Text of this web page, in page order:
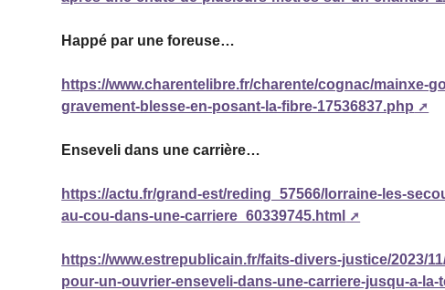
Happé par une foreuse…
https://www.charentelibre.fr/charente/cognac/mainxe-
gravement-blesse-en-posant-la-fibre-17536837.php
Enseveli dans une carrière…
https://actu.fr/grand-est/reding_57566/lorraine-les-
au-cou-dans-une-carriere_60339745.html
https://www.estrepublicain.fr/faits-divers-justice/2023/
pour-un-ouvrier-enseveli-dans-une-carriere-jusqu-a-la-